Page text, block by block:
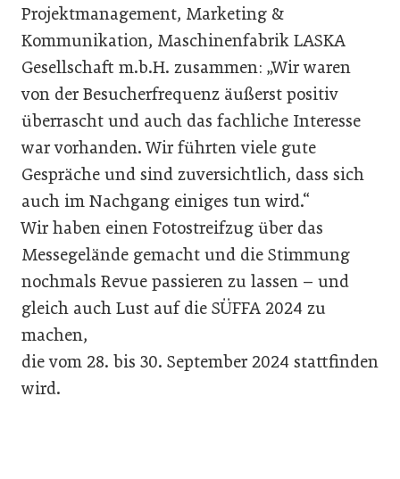
Projektmanagement, Marketing &
Kommunikation, Maschinenfabrik LASKA
Gesellschaft m.b.H. zusammen: „Wir waren
von der Besucherfrequenz äußerst positiv
überrascht und auch das fachliche Interesse
war vorhanden. Wir führten viele gute
Gespräche und sind zuversichtlich, dass sich
auch im Nachgang einiges tun wird.“
Wir haben einen Fotostreifzug über das
Messegelände gemacht und die Stimmung
nochmals Revue passieren zu lassen – und
gleich auch Lust auf die SÜFFA 2024 zu
machen,
die vom 28. bis 30. September 2024 stattfinden
wird.